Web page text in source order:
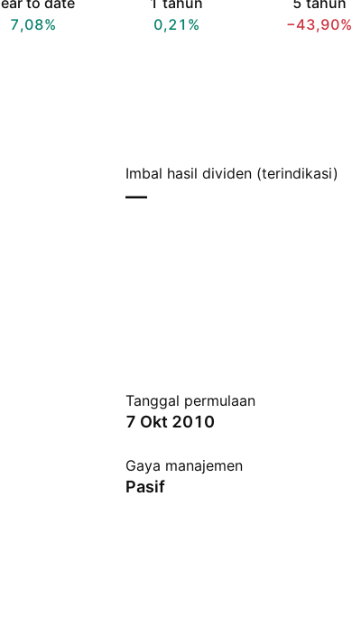
7,08%
0,21%
−43,90%
Imbal hasil dividen (terindikasi)
—
Tanggal permulaan
7 Okt 2010
Gaya manajemen
Pasif